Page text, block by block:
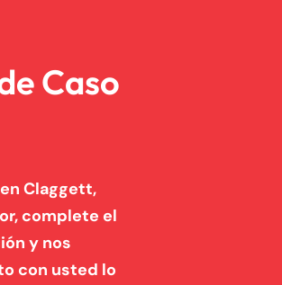
Caso
Claggett,
complete el
y nos
con usted lo